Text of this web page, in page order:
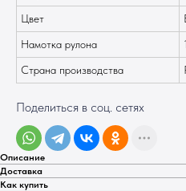
Цвет
Намотка рулона
Страна производства
Поделиться в соц. сетях
Описание
Доставка
Как купить